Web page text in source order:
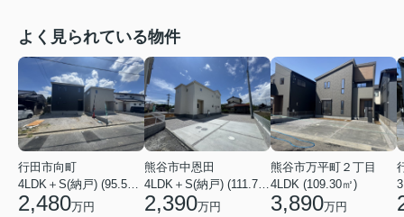
よく見られている物件
行田市向町
4LDK＋S(納戸) (95.58㎡)
2,480万円
熊谷市中恩田
4LDK＋S(納戸) (111.78㎡)
2,390万円
熊谷市万平町２丁目
4LDK (109.30㎡)
3,890万円